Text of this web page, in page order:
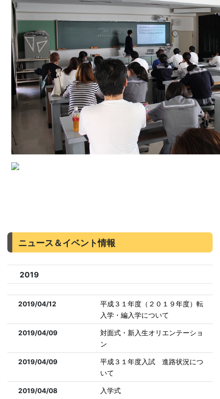
ニュース＆イベント情報
2019
2019/04/12
平成３１年度（２０１９年度）転
入学・編入学について
2019/04/09
対面式・新入生オリエンテーショ
ン
2019/04/09
平成３１年度入試 進路状況につ
いて
2019/04/08 入学式